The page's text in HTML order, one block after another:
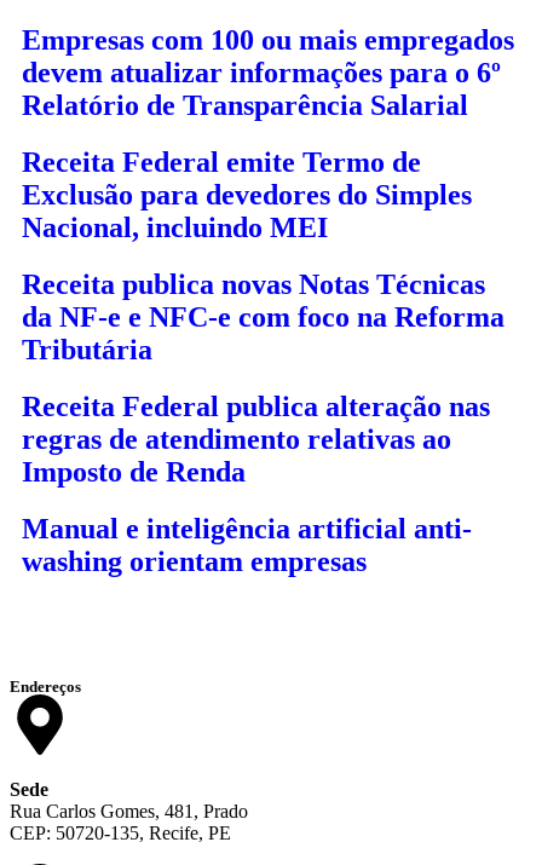
Empresas com 100 ou mais empregados
devem atualizar informações para o 6º
Relatório de Transparência Salarial
Receita Federal emite Termo de
Exclusão para devedores do Simples
Nacional, incluindo MEI
Receita publica novas Notas Técnicas
da NF-e e NFC-e com foco na Reforma
Tributária
Receita Federal publica alteração nas
regras de atendimento relativas ao
Imposto de Renda
Manual e inteligência artificial anti-
washing orientam empresas
Endereços
Sede
Rua Carlos Gomes, 481, Prado
CEP: 50720-135, Recife, PE